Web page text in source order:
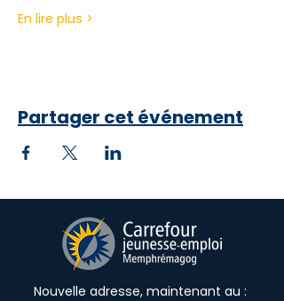
En lire plus >
Partager cet événement
Nouvelle adresse, maintenant au :